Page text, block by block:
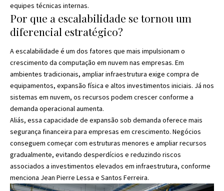
equipes técnicas internas.
Por que a escalabilidade se tornou um
diferencial estratégico?
A escalabilidade é um dos fatores que mais impulsionam o
crescimento da computação em nuvem nas empresas. Em
ambientes tradicionais, ampliar infraestrutura exige compra de
equipamentos, expansão física e altos investimentos iniciais. Já nos
sistemas em nuvem, os recursos podem crescer conforme a
demanda operacional aumenta.
Aliás, essa capacidade de expansão sob demanda oferece mais
segurança financeira para empresas em crescimento. Negócios
conseguem começar com estruturas menores e ampliar recursos
gradualmente, evitando desperdícios e reduzindo riscos
associados a investimentos elevados em infraestrutura, conforme
menciona Jean Pierre Lessa e Santos Ferreira.